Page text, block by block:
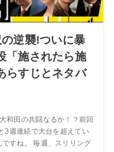
の逆襲!ついに暴
「施されたら施
らすじとネタバ
和田の共闘なるか！？前回
3週連続で大台を超えてい
すね。 毎週、スリリング